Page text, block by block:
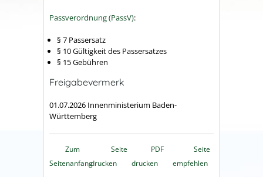
Passverordnung (PassV):
§ 7 Passersatz
§ 10 Gültigkeit des Passersatzes
§ 15 Gebühren
Freigabevermerk
01.07.2026 Innenministerium Baden-
Württemberg
Zum
Seitenanfang
Seite
drucken
PDF
drucken
Seite
empfehlen